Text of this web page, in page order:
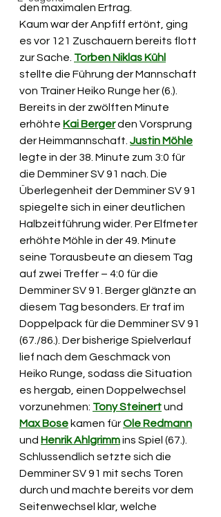
den maximalen Ertrag.
Kaum war der Anpfiff ertönt, ging
es vor 121 Zuschauern bereits flott
zur Sache. Torben Niklas Kühl
stellte die Führung der Mannschaft
von Trainer Heiko Runge her (6.).
Bereits in der zwölften Minute
erhöhte Kai Berger den Vorsprung
der Heimmannschaft. Justin Möhle
legte in der 38. Minute zum 3:0 für
die Demminer SV 91 nach. Die
Überlegenheit der Demminer SV 91
spiegelte sich in einer deutlichen
Halbzeitführung wider. Per Elfmeter
erhöhte Möhle in der 49. Minute
seine Torausbeute an diesem Tag
auf zwei Treffer – 4:0 für die
Demminer SV 91. Berger glänzte an
diesem Tag besonders. Er traf im
Doppelpack für die Demminer SV 91
(67./86.). Der bisherige Spielverlauf
lief nach dem Geschmack von
Heiko Runge, sodass die Situation
es hergab, einen Doppelwechsel
vorzunehmen: Tony Steinert und
Max Bose kamen für Ole Redmann
und Henrik Ahlgrimm ins Spiel (67.).
Schlussendlich setzte sich die
Demminer SV 91 mit sechs Toren
durch und machte bereits vor dem
Seitenwechsel klar, welche